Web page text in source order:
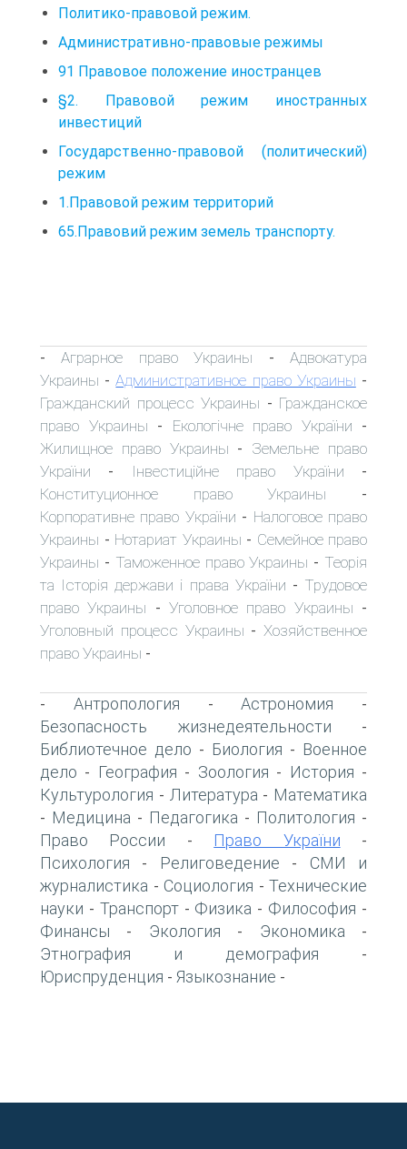
Политико-правовой режим.
Административно-правовые режимы
91 Правовое положение иностранцев
§2. Правовой режим иностранных
инвестиций
Государственно-правовой (политический)
режим
1.Правовой режим территорий
65.Правовий режим земель транспорту.
-Аграрное право Украины -Адвокатура
Украины -Административное право Украины -
Гражданский процесс Украины - Гражданское
право Украины - Екологічне право України -
Жилищное право Украины - Земельне право
України - Інвестиційне право України -
Конституционное право Украины -
Корпоративне право України - Налоговое право
Украины - Нотариат Украины - Семейное право
Украины - Таможенное право Украины - Теорія
та Історія держави і права України - Трудовое
право Украины -Уголовное право Украины -
Уголовный процесс Украины - Хозяйственное
право Украины -
- Антропология -Астрономия -
Безопасность жизнедеятельности -
Библиотечное дело - Биология - Военное
дело - География - Зоология - История -
Культурология - Литература - Математика
- Медицина - Педагогика - Политология -
Право России - Право України -
Психология - Религоведение - СМИ и
журналистика - Социология - Технические
науки - Транспорт- Физика - Философия -
Финансы - Экология - Экономика -
Этнография и демография -
Юриспруденция - Языкознание -